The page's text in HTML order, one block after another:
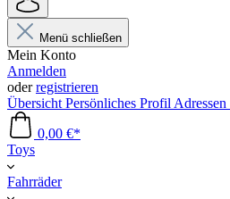
Menü schließen
Mein Konto
Anmelden
oderregistrieren
Übersicht Persönliches Profil Adressen
0,00 €*
Toys
Fahrräder